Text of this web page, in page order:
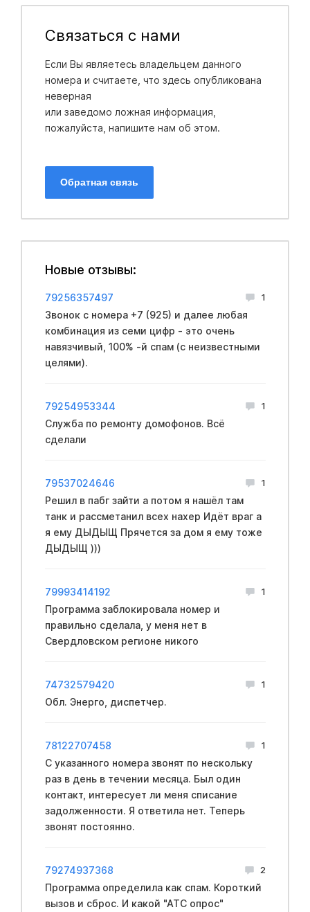
Связаться с нами
Если Вы являетесь владельцем данного
номера и считаете, что здесь опубликована
неверная
или заведомо ложная информация,
пожалуйста, напишите нам об этом.
Обратная связь
Новые отзывы:
79256357497 1
Звонок с номера +7 (925) и далее любая
комбинация из семи цифр - это очень
навязчивый, 100% -й спам (с неизвестными
целями).
79254953344 1
Служба по ремонту домофонов. Всё
сделали
79537024646 1
Решил в пабг зайти а потом я нашёл там
танк и рассметанил всех нахер Идёт враг а
я ему ДЫДЫЩ Прячется за дом я ему тоже
ДЫДЫЩ )))
79993414192 1
Программа заблокировала номер и
правильно сделала, у меня нет в
Свердловском регионе никого
74732579420 1
Обл. Энерго, диспетчер.
78122707458 1
С указанного номера звонят по нескольку
раз в день в течении месяца. Был один
контакт, интересует ли меня списание
задолженности. Я ответила нет. Теперь
звонят постоянно.
79274937368 2
Программа определила как спам. Короткий
вызов и сброс. И какой "АТС опрос"